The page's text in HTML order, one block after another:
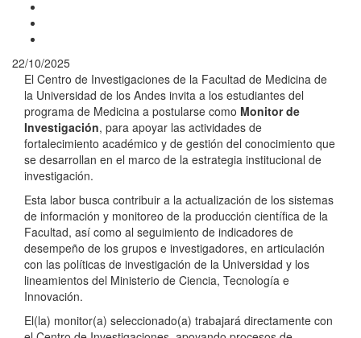
22/10/2025
El Centro de Investigaciones de la Facultad de Medicina de
la Universidad de los Andes invita a los estudiantes del
programa de Medicina a postularse como Monitor de
Investigación, para apoyar las actividades de
fortalecimiento académico y de gestión del conocimiento que
se desarrollan en el marco de la estrategia institucional de
investigación.
Esta labor busca contribuir a la actualización de los sistemas
de información y monitoreo de la producción científica de la
Facultad, así como al seguimiento de indicadores de
desempeño de los grupos e investigadores, en articulación
con las políticas de investigación de la Universidad y los
lineamientos del Ministerio de Ciencia, Tecnología e
Innovación.
El(la) monitor(a) seleccionado(a) trabajará directamente con